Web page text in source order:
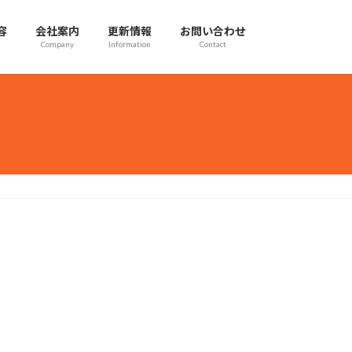
会社案内
Company
更新情報
Information
お問い合わせ
Contact